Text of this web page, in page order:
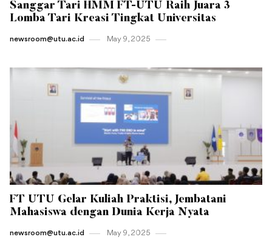
Sanggar Tari HMM FT-UTU Raih Juara 3
Lomba Tari Kreasi Tingkat Universitas
newsroom@utu.ac.id May 9 , 2025
FT UTU Gelar Kuliah Praktisi, Jembatani
Mahasiswa dengan Dunia Kerja Nyata
newsroom@utu.ac.id May 9 , 2025